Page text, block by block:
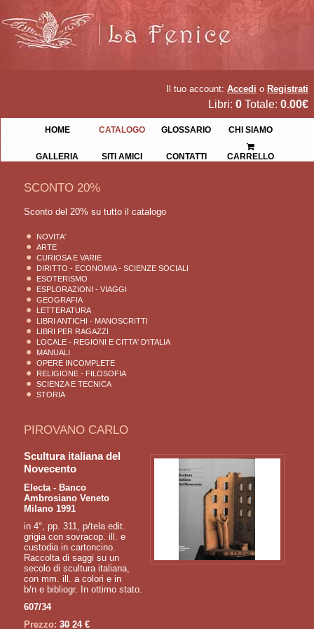
Il tuo account: Accedi o Registrati
Libri: 0 Totale: 0.00€
HOME CATALOGO GLOSSARIO CHI SIAMO
GALLERIA SITI AMICI CONTATTI CARRELLO
SCONTO 20%
Sconto del 20% su tutto il catalogo
NOVITA'
ARTE
CURIOSA E VARIE
DIRITTO - ECONOMIA - SCIENZE SOCIALI
ESOTERISMO
ESPLORAZIONI - VIAGGI
GEOGRAFIA
LETTERATURA
LIBRI ANTICHI - MANOSCRITTI
LIBRI PER RAGAZZI
LOCALE - REGIONI E CITTA' D'ITALIA
MANUALI
OPERE INCOMPLETE
RELIGIONE - FILOSOFIA
SCIENZA E TECNICA
STORIA
PIROVANO CARLO
Scultura italiana del
Novecento
Electa - Banco
Ambrosiano Veneto
Milano 1991
in 4°, pp. 311, p/tela edit.
grigia con sovracop. ill. e
custodia in cartoncino.
Raccolta di saggi su un
secolo di scultura italiana,
con mm. ill. a colori e in
b/n e bibliogr. In ottimo stato.
607/34
Prezzo: 3024 €